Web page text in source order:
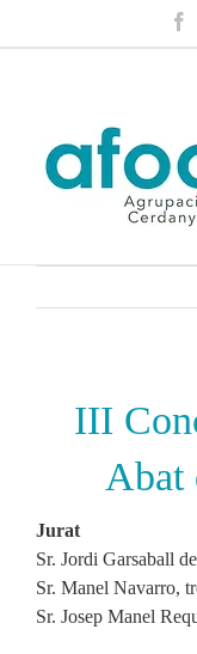
III
Abat
Jurat
Sr. Jordi Garsaball
Sr. Manel Navarro,
Sr. Josep Manel